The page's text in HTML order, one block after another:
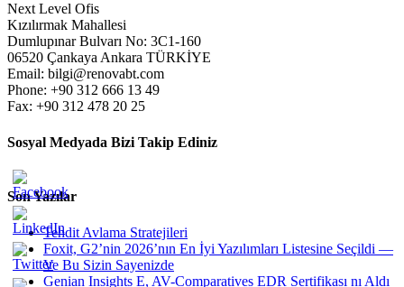
Next Level Ofis
Kızılırmak Mahallesi
Dumlupınar Bulvarı No: 3C1-160
06520 Çankaya Ankara TÜRKİYE
Email: bilgi@renovabt.com
Phone: +90 312 666 13 49
Fax: +90 312 478 20 25
Sosyal Medyada Bizi Takip Ediniz
Son Yazılar
Tehdit Avlama Stratejileri
Foxit, G2’nin 2026’nın En İyi Yazılımları Listesine Seçildi —
Ve Bu Sizin Sayenizde
Genian Insights E, AV-Comparatives EDR Sertifikası nı Aldı